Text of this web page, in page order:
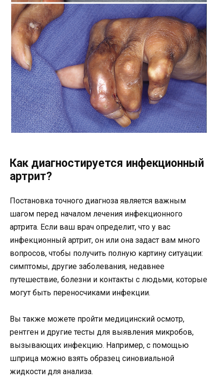
Как диагностируется инфекционный
артрит?
Постановка точного диагноза является важным
шагом перед началом лечения инфекционного
артрита. Если ваш врач определит, что у вас
инфекционный артрит, он или она задаст вам много
вопросов, чтобы получить полную картину ситуации:
симптомы, другие заболевания, недавнее
путешествие, болезни и контакты с людьми, которые
могут быть переносчиками инфекции.
Вы также можете пройти медицинский осмотр,
рентген и другие тесты для выявления микробов,
вызывающих инфекцию. Например, с помощью
шприца можно взять образец синовиальной
жидкости для анализа.